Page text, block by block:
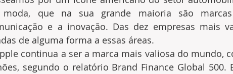
que na sua grande maioria são marcas
e a inovação. Das dez empresas mais
de alguma forma a essas áreas.
continua a ser a marca mais valiosa do mundo,
segundo o relatório Brand Finance Global 500.